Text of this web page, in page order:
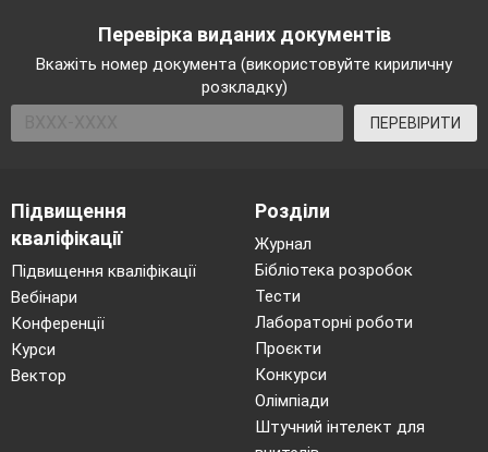
Перевірка виданих документів
Вкажіть номер документа (використовуйте кириличну
розкладку)
ПЕРЕВІРИТИ
Підвищення
кваліфікації
Підвищення кваліфікації
Вебінари
Конференції
Курси
Вектор
Розділи
Журнал
Бібліотека розробок
Тести
Лабораторні роботи
Проєкти
Конкурси
Олімпіади
Штучний інтелект для